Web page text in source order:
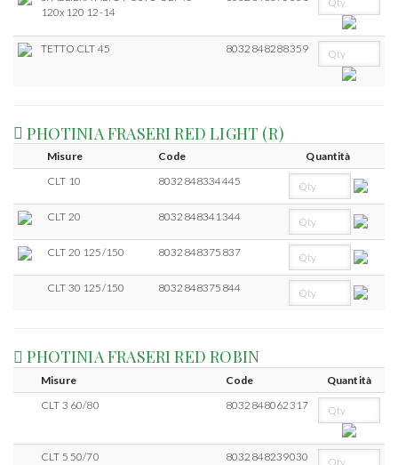
120x120 12-14
TETTO CLT 45 8032848288359
PHOTINIA FRASERI RED LIGHT (R)
Misure Code
Quantità
CLT 10
8032848334445
CLT 20 8032848341344
CLT 20 125/150 8032848375837
CLT 30 125/150 8032848375844
PHOTINIA FRASERI RED ROBIN
Misure Code
Quantità
CLT 3 60/80
8032848062317
CLT 5 50/70 8032848239030